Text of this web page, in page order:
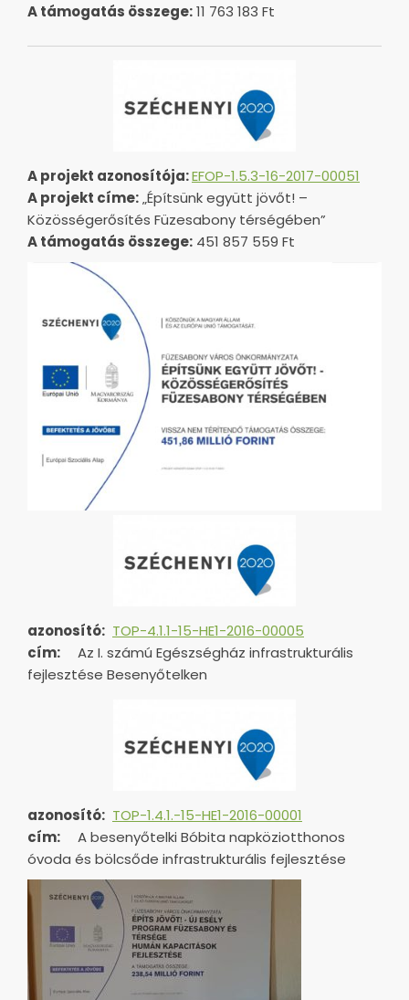
A támogatás összege:11 763 183 Ft
A projekt azonosítója:EFOP-1.5.3-16-2017-00051
A projekt címe:„Építsünk együtt jövőt! –
Közösségerősítés Füzesabony térségében”
A támogatás összege: 451 857 559 Ft
azonosító: TOP-4.1.1-15-HE1-2016-00005
cím:
Az I. számú Egészségház infrastrukturális
fejlesztése Besenyőtelken
azonosító: TOP-1.4.1.-15-HE1-2016-00001
cím:
A besenyőtelki Bóbita napköziotthonos
óvoda és bölcsőde infrastrukturális fejlesztése